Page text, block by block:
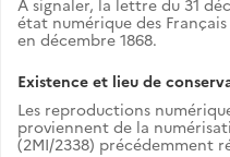
À signaler, la lettre du 31
état numérique des
en décembre 1868.
Existence et lieu de
Les reproductions
proviennent de la
(2MI/2338) précédemment